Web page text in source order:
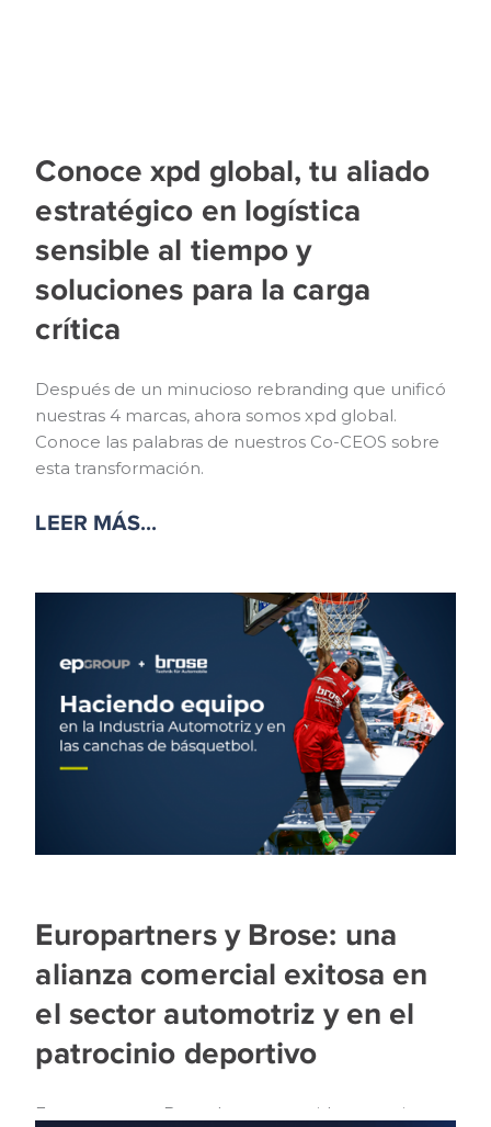
Conoce xpd global, tu aliado
estratégico en logística
sensible al tiempo y
soluciones para la carga
crítica
Después de un minucioso rebranding que unificó
nuestras 4 marcas, ahora somos xpd global.
Conoce las palabras de nuestros Co-CEOS sobre
esta transformación.
LEER MÁS...
Europartners y Brose: una
alianza comercial exitosa en
el sector automotriz y en el
patrocinio deportivo
Europartners y Brose han construido una exitosa